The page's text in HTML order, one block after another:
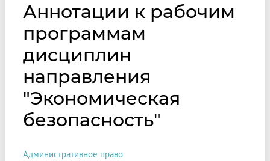
Аннотации к рабочим
программам
дисциплин
направления
"Экономическая
безопасность"
Административное право